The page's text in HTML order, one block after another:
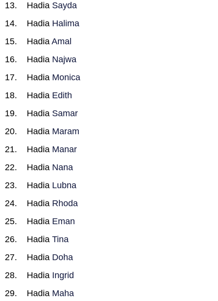
Hadia Sayda
Hadia Halima
Hadia Amal
Hadia Najwa
Hadia Monica
Hadia Edith
Hadia Samar
Hadia Maram
Hadia Manar
Hadia Nana
Hadia Lubna
Hadia Rhoda
Hadia Eman
Hadia Tina
Hadia Doha
Hadia Ingrid
Hadia Maha